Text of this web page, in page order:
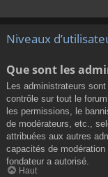
Niveaux
Que sont les
Les administrateurs
contrôle sur tout le
les permissions, le
de modérateurs, etc.,
attribuées aux autres
capacités de
fondateur a autorisé.
Haut